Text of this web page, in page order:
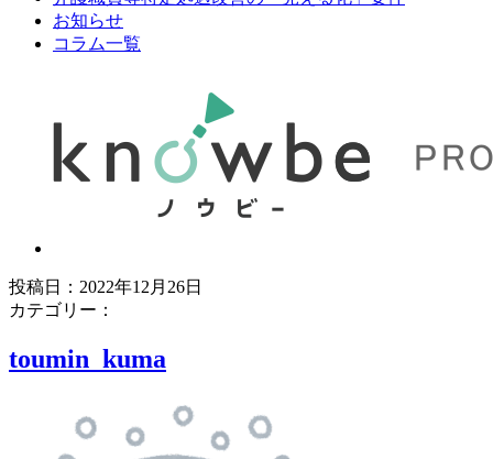
お知らせ
コラム一覧
ブ
ロ
投稿日：2022年12月26日
カテゴリー：
toumin_kuma